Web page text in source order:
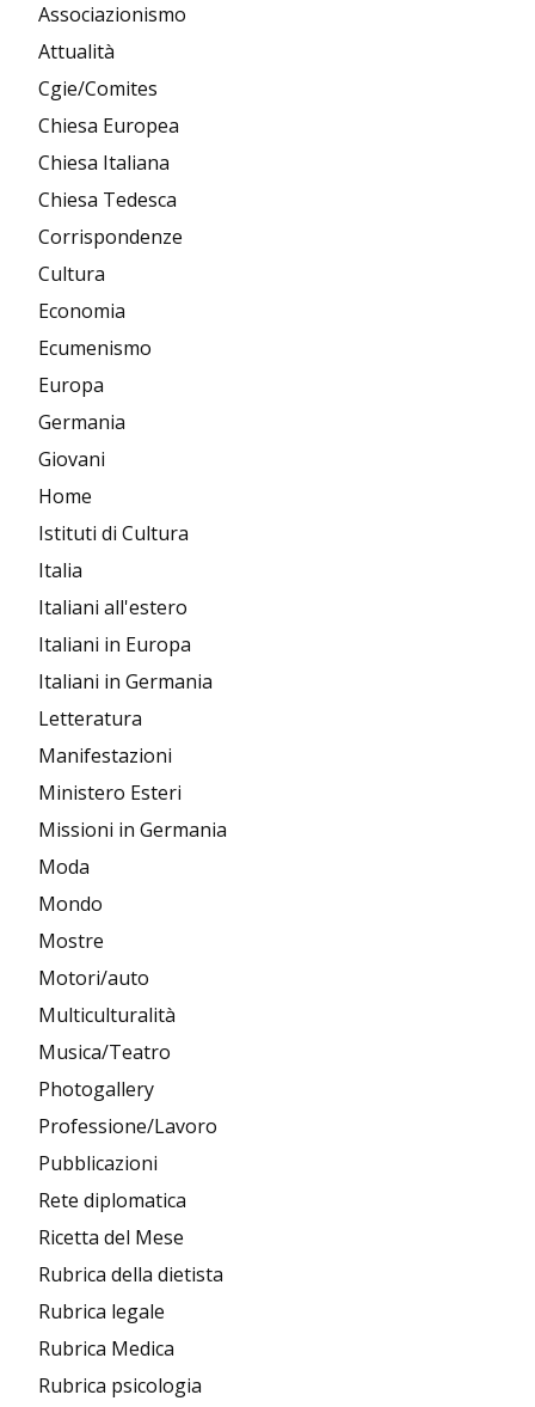
Associazionismo
Attualità
Cgie/Comites
Chiesa Europea
Chiesa Italiana
Chiesa Tedesca
Corrispondenze
Cultura
Economia
Ecumenismo
Europa
Germania
Giovani
Home
Istituti di Cultura
Italia
Italiani all'estero
Italiani in Europa
Italiani in Germania
Letteratura
Manifestazioni
Ministero Esteri
Missioni in Germania
Moda
Mondo
Mostre
Motori/auto
Multiculturalità
Musica/Teatro
Photogallery
Professione/Lavoro
Pubblicazioni
Rete diplomatica
Ricetta del Mese
Rubrica della dietista
Rubrica legale
Rubrica Medica
Rubrica psicologia